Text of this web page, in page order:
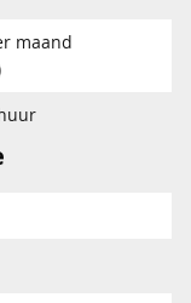
maand